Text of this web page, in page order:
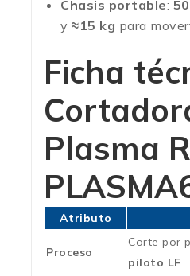
Chasis portable:
y ≈15 kg para
Ficha
Plasma
Atributo
Proceso
Corte por
piloto LF